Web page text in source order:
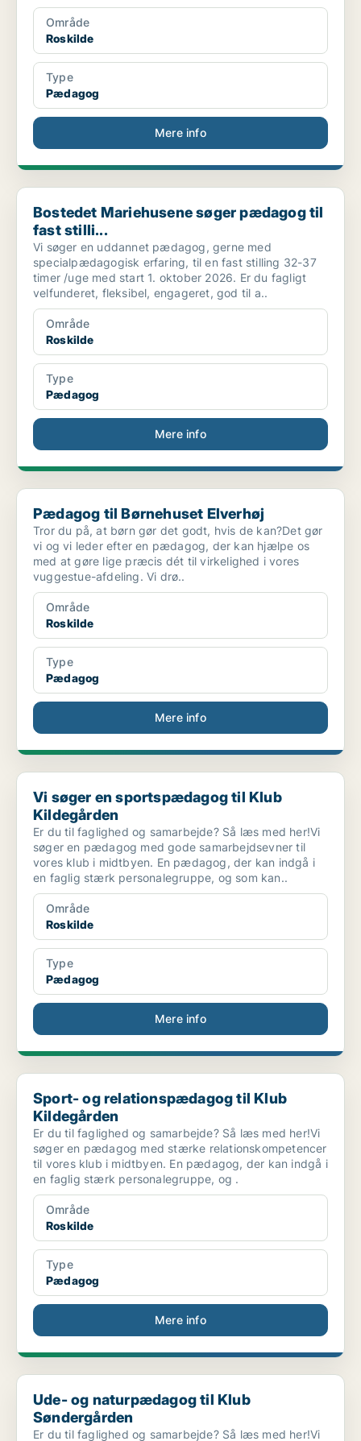
Område
Roskilde
Type
Pædagog
Mere info
Bostedet Mariehusene søger pædagog til fast stilli...
Bostedet Mariehusene søger pædagog til
fast stilli...
Vi søger en uddannet pædagog, gerne med
specialpædagogisk erfaring, til en fast stilling 32-37
timer /uge med start 1. oktober 2026. Er du fagligt
velfunderet, fleksibel, engageret, god til a..
Område
Roskilde
Type
Pædagog
Mere info
Pædagog til Børnehuset Elverhøj
Pædagog til Børnehuset Elverhøj
Tror du på, at børn gør det godt, hvis de kan?Det gør
vi og vi leder efter en pædagog, der kan hjælpe os
med at gøre lige præcis dét til virkelighed i vores
vuggestue-afdeling. Vi drø..
Område
Roskilde
Type
Pædagog
Mere info
Vi søger en sportspædagog til Klub Kildegården
Vi søger en sportspædagog til Klub
Kildegården
Er du til faglighed og samarbejde? Så læs med her!Vi
søger en pædagog med gode samarbejdsevner til
vores klub i midtbyen. En pædagog, der kan indgå i
en faglig stærk personalegruppe, og som kan..
Område
Roskilde
Type
Pædagog
Mere info
Sport- og relationspædagog til Klub Kildegården
Sport- og relationspædagog til Klub
Kildegården
Er du til faglighed og samarbejde? Så læs med her!Vi
søger en pædagog med stærke relationskompetencer
til vores klub i midtbyen. En pædagog, der kan indgå i
en faglig stærk personalegruppe, og .
Område
Roskilde
Type
Pædagog
Mere info
Ude- og naturpædagog til Klub Søndergården
Ude- og naturpædagog til Klub
Søndergården
Er du til faglighed og samarbejde? Så læs med her!Vi